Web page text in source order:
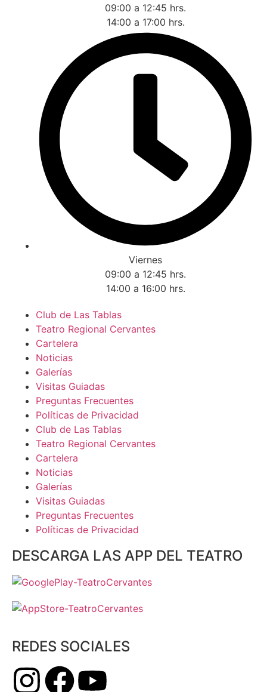
09:00 a 12:45 hrs.
14:00 a 17:00 hrs.
Viernes
09:00 a 12:45 hrs.
14:00 a 16:00 hrs.
Club de Las Tablas
Teatro Regional Cervantes
Cartelera
Noticias
Galerías
Visitas Guiadas
Preguntas Frecuentes
Políticas de Privacidad
Club de Las Tablas
Teatro Regional Cervantes
Cartelera
Noticias
Galerías
Visitas Guiadas
Preguntas Frecuentes
Políticas de Privacidad
DESCARGA LAS APP DEL TEATRO
REDES SOCIALES